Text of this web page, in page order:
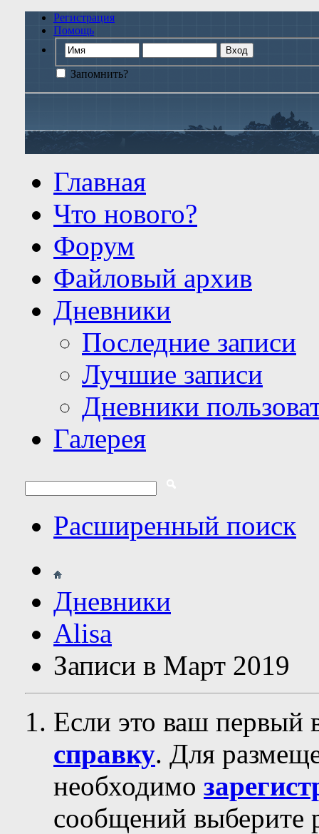
Регистрация
Помощь
Запомнить?
Главная
Что нового?
Форум
Файловый архив
Дневники
Последние записи
Лучшие записи
Дневники
Галерея
Расширенный поиск
Дневники
Alisa
Записи в Март 2019
Если это ваш первый
справку. Для
необходимо
сообщений выберите